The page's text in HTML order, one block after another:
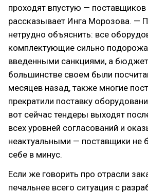
проходят впустую — поставщиков
рассказывает Инга Морозова. —
нетрудно объяснить: все
комплектующие сильно
введенными санкциями, а
большинстве своем были
месяцев назад, также многие
прекратили поставку
вот сейчас тендеры выходят
всех уровней согласований и
неактуальными — поставщики не
себе в минус.
Если же говорить про отрасли
печальнее всего ситуация с